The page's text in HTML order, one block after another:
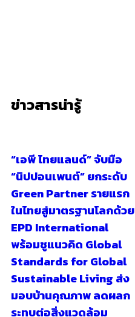
ข่าวสารน่ารู้
“เอพี ไทยแลนด์” จับมือ
“นิปปอนเพนต์” ยกระดับ
Green Partner รายแรก
ในไทยสู่มาตรฐานโลกด้วย
EPD International
พร้อมชูแนวคิด Global
Standards for Global
Sustainable Living ส่ง
มอบบ้านคุณภาพ ลดผลก
ระทบต่อสิ่งแวดล้อม